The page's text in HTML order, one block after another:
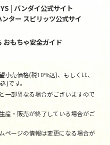
| バンダイ公式サイト
ター スピリッツ公式サイ
おもちゃ安全ガイド
売価格(税10%込)、もしくは、
)です。
一部異なる場合がございますので
産・販売が終了している場合がご
ページの情報は変更になる場合が